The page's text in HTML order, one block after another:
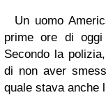
Un uomo
prime ore di
Secondo la
di non aver
quale stava anche